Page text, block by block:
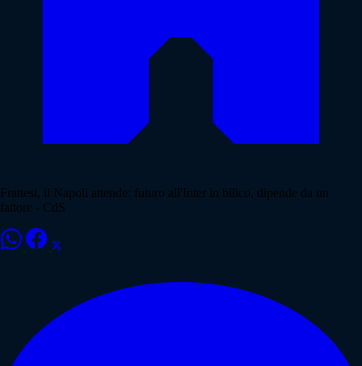
Frattesi, il Napoli attende: futuro all'Inter in bilico, dipende da un
fattore - CdS